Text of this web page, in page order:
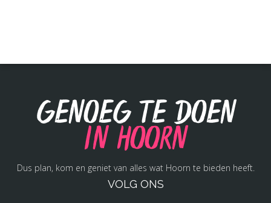
Genoeg te doen
in Hoorn
Dus plan, kom en geniet van alles wat Hoorn te bieden heeft.
VOLG ONS